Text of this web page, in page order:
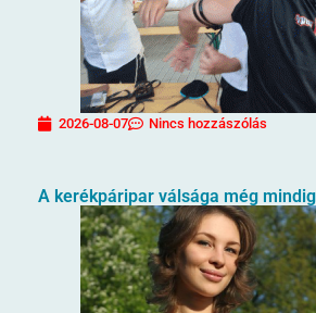
2026-08-07 Nincs hozzászólás
A kerékpáripar válsága még